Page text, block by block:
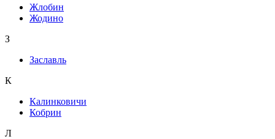
Жлобин
Жодино
З
Заславль
К
Калинковичи
Кобрин
Л